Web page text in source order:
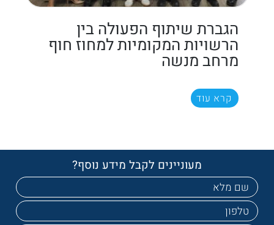
הגברת שיתוף הפעולה בין
הרשויות המקומיות למחוז חוף
מרחב מנשה
קרא עוד
מעוניינים לקבל מידע נוסף?